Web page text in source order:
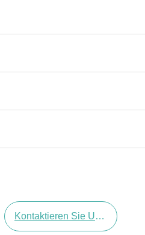
Kontaktieren Sie Uns Jetzt